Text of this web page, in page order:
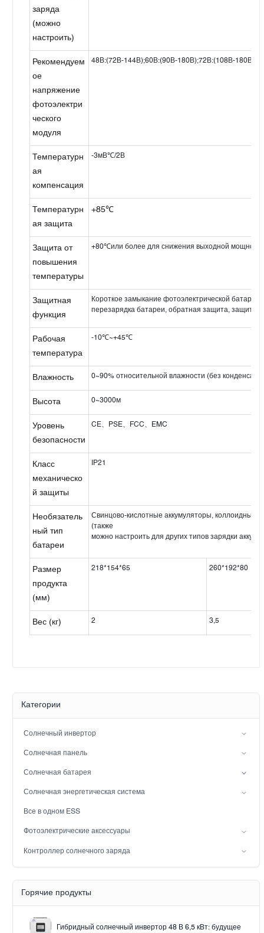
заряда
(можно
настроить)
Рекомендуем
ое
напряжение
фотоэлектри
ческого
модуля
48В:(72В-144В);60В:(90В-180В);72В:(108В-180В);
Температурн
ая
компенсация
-3мВ℃/2В
Температурн
ая защита
+85℃
Защита от
повышения
температуры
+80℃или более для снижения выходной
Защитная
функция
Короткое замыкание фотоэлектрической
перезарядка батареи, обратная защита, защита
Рабочая
температура
-10℃~+45℃
Влажность 0~90% относительной влажности (без
Высота 0~3000м
Уровень
безопасности
CE、PSE、FCC、EMC
Класс
механическо
й защиты
IP21
Необязатель
ный тип
батареи
Свинцово-кислотные аккумуляторы, коллоидные
(также
можно настроить для других типов зарядки
Размер
продукта
(мм)
218*154*65 260*192*80
Вес (кг) 2 3,5
Категории
Солнечный инвертор
Инвертор с расщепленной фазой
Гибридный солнечный инвертор (IP21)
Гибридный солнечный инвертор (IP65)
Солнечная панель
Мононуклеоз
Солнечная батарея
Свинцовая батарея
Аккумулятор LiFePO4
Солнечная энергетическая система
сетевая солнечная энергосистема
Вне сети солнечная система мощности
Все в одном ESS
Фотоэлектрические аксессуары
Солнечный свет
Solar pump
Контроллер солнечного заряда
Шир
Горячие продукты
Гибридный солнечный инвертор 48 В 6,5 кВт: будущее